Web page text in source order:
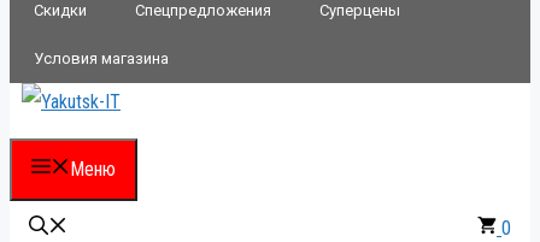
Скидки Спецпредложения Суперцены
Условия магазина
Меню
0